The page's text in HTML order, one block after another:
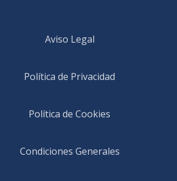
Aviso Legal
Política de Privacidad
Política de Cookies
Condiciones Generales